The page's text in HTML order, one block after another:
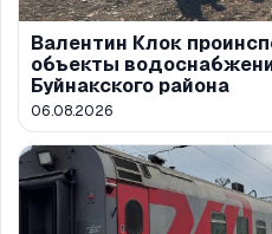
Валентин Клок
объекты
Буйнакского района
06.08.2026